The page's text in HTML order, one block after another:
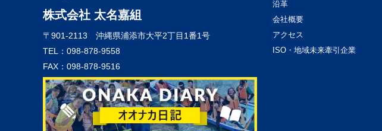
株式会社 太名嘉組
〒901-2113 沖縄県浦添市大平2丁目1番1号
TEL：098-878-9558
FAX：098-878-9516
沿革
会社概要
アクセス
ISO・地域未来牽引企業